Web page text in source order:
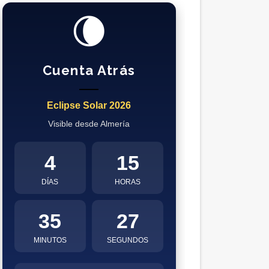
🌘
Cuenta Atrás
Eclipse Solar 2026
Visible desde Almería
4
DÍAS
15
HORAS
35
MINUTOS
26
SEGUNDOS